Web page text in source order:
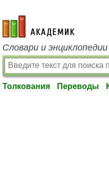
academic.ru
Словари и
Толкования Переводы